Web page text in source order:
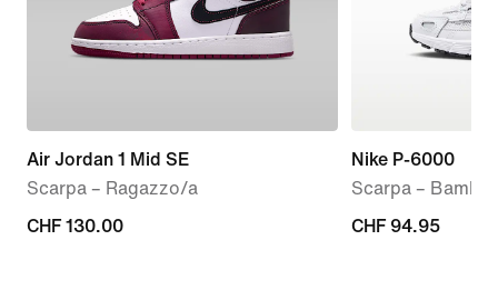
Air Jordan 1 Mid SE
Scarpa – Ragazzo/a
CHF
CHF 130.00
Nike P-6000
Scarpa –
CHF
CHF 94.95